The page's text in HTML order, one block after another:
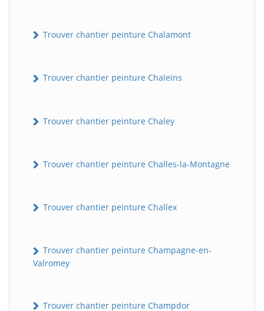
Trouver chantier peinture Chalamont
Trouver chantier peinture Chaleins
Trouver chantier peinture Chaley
Trouver chantier peinture Challes-la-Montagne
Trouver chantier peinture Challex
Trouver chantier peinture Champagne-en-
Valromey
Trouver chantier peinture Champdor